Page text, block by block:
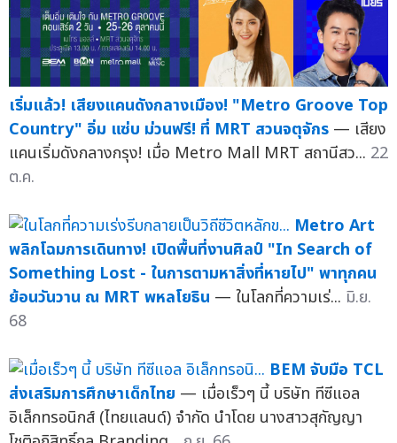
เริ่มแล้ว! เสียงแคนดังกลางเมือง! "Metro Groove Top
Country" อิ่ม แซ่บ ม่วนฟรี! ที่ MRT สวนจตุจักร — เสียง
แคนเริ่มดังกลางกรุง! เมื่อ Metro Mall MRT สถานีสว... 22
ต.ค.
Metro Art
พลิกโฉมการเดินทาง! เปิดพื้นที่งานศิลป์ "In Search of
Something Lost - ในการตามหาสิ่งที่หายไป" พาทุกคน
ย้อนวันวาน ณ MRT พหลโยธิน — ในโลกที่ความเร่... มิ.ย.
68
BEM จับมือ TCL
ส่งเสริมการศึกษาเด็กไทย — เมื่อเร็วๆ นี้ บริษัท ทีซีแอล
อิเล็กทรอนิกส์ (ไทยแลนด์) จำกัด นำโดย นางสาวสุกัญญา